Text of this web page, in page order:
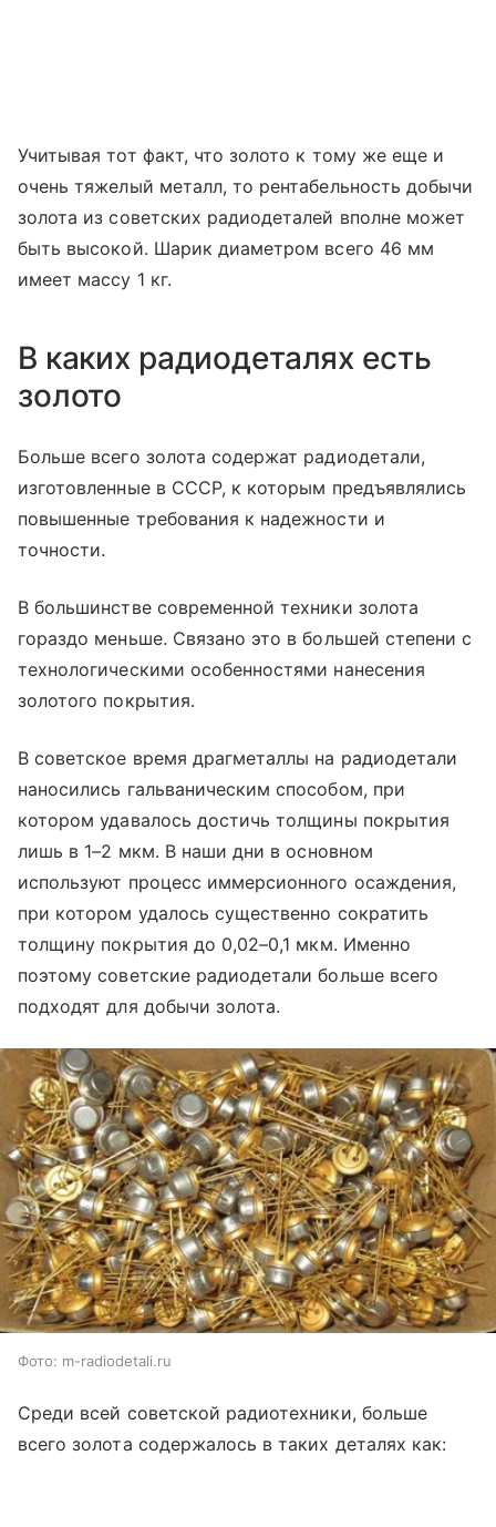
Учитывая тот факт, что золото к тому же еще и
очень тяжелый металл, то рентабельность добычи
золота из советских радиодеталей вполне может
быть высокой. Шарик диаметром всего 46 мм
имеет массу 1 кг.
В каких радиодеталях есть
золото
Больше всего золота содержат радиодетали,
изготовленные в СССР, к которым предъявлялись
повышенные требования к надежности и
точности.
В большинстве современной техники золота
гораздо меньше. Связано это в большей степени с
технологическими особенностями нанесения
золотого покрытия.
В советское время драгметаллы на радиодетали
наносились гальваническим способом, при
котором удавалось достичь толщины покрытия
лишь в 1–2 мкм. В наши дни в основном
используют процесс иммерсионного осаждения,
при котором удалось существенно сократить
толщину покрытия до 0,02–0,1 мкм. Именно
поэтому советские радиодетали больше всего
подходят для добычи золота.
Фото: m-radiodetali.ru
Среди всей советской радиотехники, больше
всего золота содержалось в таких деталях как: